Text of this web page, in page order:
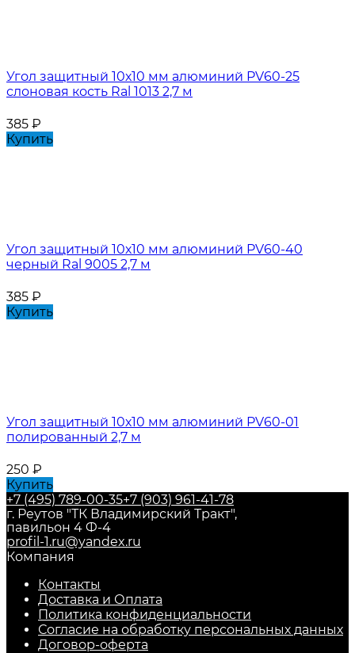
Угол защитный 10х10 мм алюминий PV60-25
слоновая кость Ral 1013 2,7 м
385 ₽
Купить
Угол защитный 10х10 мм алюминий PV60-40
черный Ral 9005 2,7 м
385 ₽
Купить
Угол защитный 10х10 мм алюминий PV60-01
полированный 2,7 м
250 ₽
Купить
+7 (495) 789-00-35+7 (903) 961-41-78
г. Реутов "ТК Владимирский Тракт",
павильон 4 Ф-4
profil-1.ru@yandex.ru
Компания
Контакты
Доставка и Оплата
Политика конфиденциальности
Согласие на обработку персональных данных
Договор-оферта